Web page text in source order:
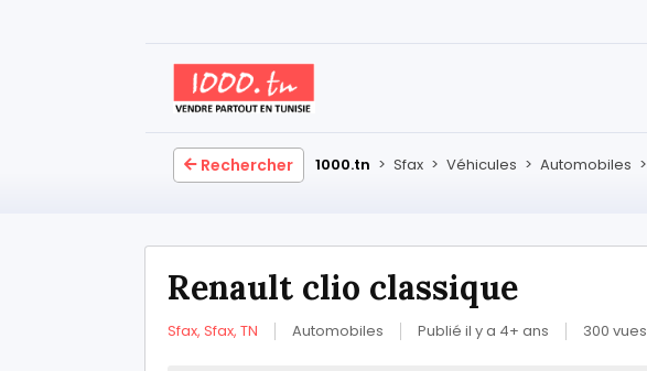
Rechercher 1000.tn > Sfax > Véhicules > Automobiles >
Renault clio classique
Sfax, Sfax, TN Automobiles Publié il y a 4+ ans 300 vues